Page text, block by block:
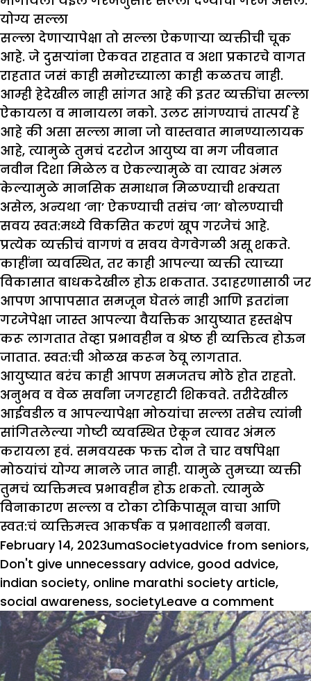
योग्य सल्ला
सल्ला देणाऱ्यापेक्षा तो सल्ला ऐकणाऱ्या व्यक्तीची चूक
आहे. जे दुसऱ्यांना ऐकवत राहतात व अशा प्रकारचे वागत
राहतात जसं काही समोरच्याला काही कळतच नाही.
आम्ही हेदेखील नाही सांगत आहे की इतर व्यक्तींचा सल्ला
ऐकायला व मानायला नको. उलट सांगण्याचं तात्पर्य हे
आहे की असा सल्ला माना जो वास्तवात मानण्यालायक
आहे, त्यामुळे तुमचं दररोज आयुष्य वा मग जीवनात
नवीन दिशा मिळेल व ऐकल्यामुळे वा त्यावर अंमल
केल्यामुळे मानसिक समाधान मिळण्याची शक्यता
असेल, अन्यथा ‘ना’ ऐकण्याची तसंच ‘ना’ बोलण्याची
सवय स्वत:मध्ये विकसित करणं खूप गरजेचं आहे.
प्रत्येक व्यक्तीचं वागणं व सवय वेगवेगळी असू शकते.
काहींना व्यवस्थित, तर काही आपल्या व्यक्ती त्याच्या
विकासात बाधकदेखील होऊ शकतात. उदाहरणासाठी जर
आपण आपापसात समजून घेतलं नाही आणि इतरांना
गरजेपेक्षा जास्त आपल्या वैयक्तिक आयुष्यात हस्तक्षेप
करू लागतात तेव्हा प्रभावहीन व श्रेष्ठ ही व्यक्तित्व होऊन
जातात. स्वत:ची ओळख करून ठेवू लागतात.
आयुष्यात बरंच काही आपण समजतच मोठे होत राहतो.
अनुभव व वेळ सर्वांना जगरहाटी शिकवते. तरीदेखील
आईवडील व आपल्यापेक्षा मोठयांचा सल्ला तसेच त्यांनी
सांगितलेल्या गोष्टी व्यवस्थित ऐकून त्यावर अंमल
करायला हवं. समवयस्क फक्त दोन ते चार वर्षापेक्षा
मोठयांचं योग्य मानले जात नाही. यामुळे तुमच्या व्यक्ती
तुमचं व्यक्तिमत्त्व प्रभावहीन होऊ शकतो. त्यामुळे
विनाकारण सल्ला व टोका टोकिपासून वाचा आणि
स्वत:चं व्यक्तिमत्त्व आकर्षक व प्रभावशाली बनवा.
Posted
on
February 14, 2023Author
umaCategories
SocietyTags
advice from seniors,
Don't give unnecessary advice, good advice,
indian society, online marathi society article,
social awareness, societyLeave a comment
सल्ला
देऊ
नका